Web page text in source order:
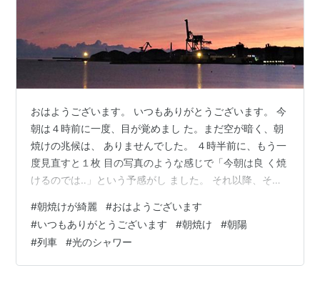
おはようございます。 いつもありがとうございます。 今
朝は４時前に一度、目が覚めまし た。まだ空が暗く、朝
焼けの兆候は、 ありませんでした。 ４時半前に、もう一
度見直すと１枚 目の写真のような感じで「今朝は良 く焼
けるのでは‥」という予感がし ました。 それ以降、その
した。 なので「今朝は朝焼けがとても綺麗 でした‥」と
いうタイトルです。 それを何枚か載せたいと思います。
そして、最後に今日の朝陽です。 そう高くない丘のよう
な山の向こう へ5時半過ぎには朝陽が昇りました。 その
#朝焼けが綺麗 #おはようございます
#いつもありがとうございます #朝焼け #朝陽
#列車 #光のシャワー